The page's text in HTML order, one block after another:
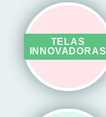
TELAS
INNOVADORAS